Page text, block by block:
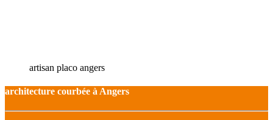
artisan placo angers
architecture courbée à Angers